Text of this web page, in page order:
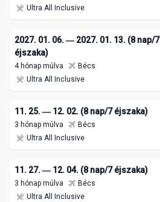
Ultra All Inclusive
2027. 01. 06. ― 2027. 01. 13. (8 nap/7
éjszaka)
4 hónap múlva
Bécs
Ultra All Inclusive
11. 25. ― 12. 02. (8 nap/7 éjszaka)
3 hónap múlva
Bécs
Ultra All Inclusive
11. 27. ― 12. 04. (8 nap/7 éjszaka)
3 hónap múlva
Bécs
Ultra All Inclusive